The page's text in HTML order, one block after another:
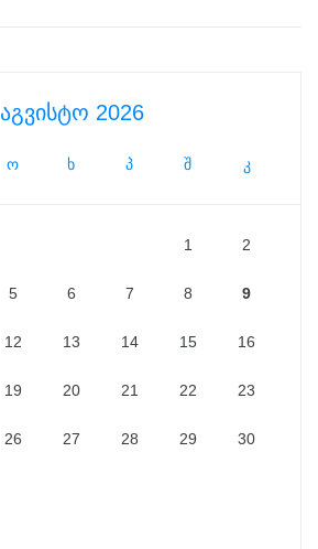
აგვისტო 2026
ო ხ პ შ კ
1 2
5 6 7 8 9
12 13 14 15 16
19 20 21 22 23
26 27 28 29 30